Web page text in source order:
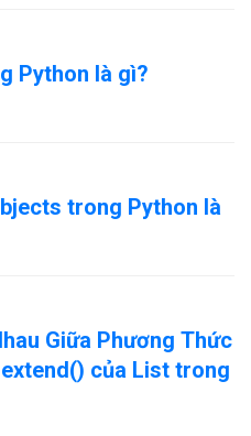
Python là gì?
trong Python là
Giữa Phương Thức
của List trong